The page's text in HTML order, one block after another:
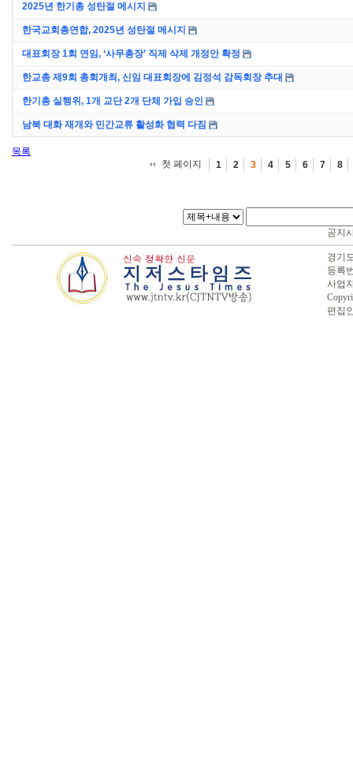
2025년 한기총 성탄절 메시지
한국교회총연합, 2025년 성탄절 메시지
대표회장 1회 연임, ‘사무총장’ 직제 삭제 개정안 확정
한교총 제9회 총회개최, 신임 대표회장에 김정석 감독회장 추대
한기총 실행위, 1개 교단 2개 단체 가입 승인
남북 대화 재개와 민간교류 활성화 협력 다짐
목록
첫 페이지
1 2 3 4 5 6 7 8
공지
경기
등록
사업
편집